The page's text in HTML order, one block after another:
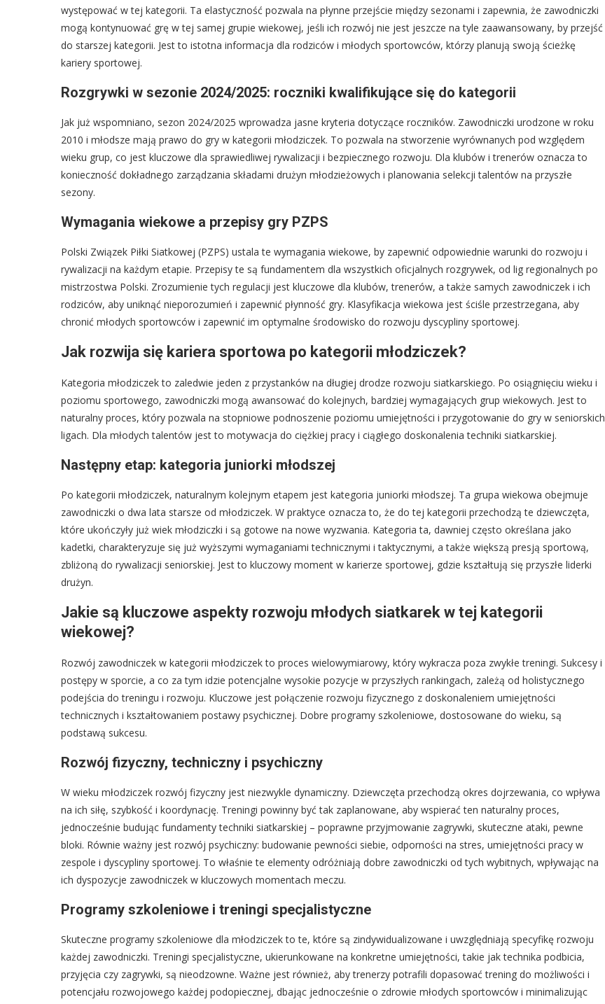
występować w tej kategorii. Ta elastyczność pozwala na płynne przejście między sezonami i zapewnia, że zawodniczki
mogą kontynuować grę w tej samej grupie wiekowej, jeśli ich rozwój nie jest jeszcze na tyle zaawansowany, by przejść
do starszej kategorii. Jest to istotna informacja dla rodziców i młodych sportowców, którzy planują swoją ścieżkę
kariery sportowej.
Rozgrywki w sezonie 2024/2025: roczniki kwalifikujące się do kategorii
Jak już wspomniano, sezon 2024/2025 wprowadza jasne kryteria dotyczące roczników. Zawodniczki urodzone w roku
2010 i młodsze mają prawo do gry w kategorii młodziczek. To pozwala na stworzenie wyrównanych pod względem
wieku grup, co jest kluczowe dla sprawiedliwej rywalizacji i bezpiecznego rozwoju. Dla klubów i trenerów oznacza to
konieczność dokładnego zarządzania składami drużyn młodzieżowych i planowania selekcji talentów na przyszłe
sezony.
Wymagania wiekowe a przepisy gry PZPS
Polski Związek Piłki Siatkowej (PZPS) ustala te wymagania wiekowe, by zapewnić odpowiednie warunki do rozwoju i
rywalizacji na każdym etapie. Przepisy te są fundamentem dla wszystkich oficjalnych rozgrywek, od lig regionalnych po
mistrzostwa Polski. Zrozumienie tych regulacji jest kluczowe dla klubów, trenerów, a także samych zawodniczek i ich
rodziców, aby uniknąć nieporozumień i zapewnić płynność gry. Klasyfikacja wiekowa jest ściśle przestrzegana, aby
chronić młodych sportowców i zapewnić im optymalne środowisko do rozwoju dyscypliny sportowej.
Jak rozwija się kariera sportowa po kategorii młodziczek?
Kategoria młodziczek to zaledwie jeden z przystanków na długiej drodze rozwoju siatkarskiego. Po osiągnięciu wieku i
poziomu sportowego, zawodniczki mogą awansować do kolejnych, bardziej wymagających grup wiekowych. Jest to
naturalny proces, który pozwala na stopniowe podnoszenie poziomu umiejętności i przygotowanie do gry w seniorskich
ligach. Dla młodych talentów jest to motywacja do ciężkiej pracy i ciągłego doskonalenia techniki siatkarskiej.
Następny etap: kategoria juniorki młodszej
Po kategorii młodziczek, naturalnym kolejnym etapem jest kategoria juniorki młodszej. Ta grupa wiekowa obejmuje
zawodniczki o dwa lata starsze od młodziczek. W praktyce oznacza to, że do tej kategorii przechodzą te dziewczęta,
które ukończyły już wiek młodziczki i są gotowe na nowe wyzwania. Kategoria ta, dawniej często określana jako
kadetki, charakteryzuje się już wyższymi wymaganiami technicznymi i taktycznymi, a także większą presją sportową,
zbliżoną do rywalizacji seniorskiej. Jest to kluczowy moment w karierze sportowej, gdzie kształtują się przyszłe liderki
drużyn.
Jakie są kluczowe aspekty rozwoju młodych siatkarek w tej kategorii
wiekowej?
Rozwój zawodniczek w kategorii młodziczek to proces wielowymiarowy, który wykracza poza zwykłe treningi. Sukcesy i
postępy w sporcie, a co za tym idzie potencjalne wysokie pozycje w przyszłych rankingach, zależą od holistycznego
podejścia do treningu i rozwoju. Kluczowe jest połączenie rozwoju fizycznego z doskonaleniem umiejętności
technicznych i kształtowaniem postawy psychicznej. Dobre programy szkoleniowe, dostosowane do wieku, są
podstawą sukcesu.
Rozwój fizyczny, techniczny i psychiczny
W wieku młodziczek rozwój fizyczny jest niezwykle dynamiczny. Dziewczęta przechodzą okres dojrzewania, co wpływa
na ich siłę, szybkość i koordynację. Treningi powinny być tak zaplanowane, aby wspierać ten naturalny proces,
jednocześnie budując fundamenty techniki siatkarskiej – poprawne przyjmowanie zagrywki, skuteczne ataki, pewne
bloki. Równie ważny jest rozwój psychiczny: budowanie pewności siebie, odporności na stres, umiejętności pracy w
zespole i dyscypliny sportowej. To właśnie te elementy odróżniają dobre zawodniczki od tych wybitnych, wpływając na
ich dyspozycje zawodniczek w kluczowych momentach meczu.
Programy szkoleniowe i treningi specjalistyczne
Skuteczne programy szkoleniowe dla młodziczek to te, które są zindywidualizowane i uwzględniają specyfikę rozwoju
każdej zawodniczki. Treningi specjalistyczne, ukierunkowane na konkretne umiejętności, takie jak technika podbicia,
przyjęcia czy zagrywki, są nieodzowne. Ważne jest również, aby trenerzy potrafili dopasować trening do możliwości i
potencjału rozwojowego każdej podopiecznej, dbając jednocześnie o zdrowie młodych sportowców i minimalizując